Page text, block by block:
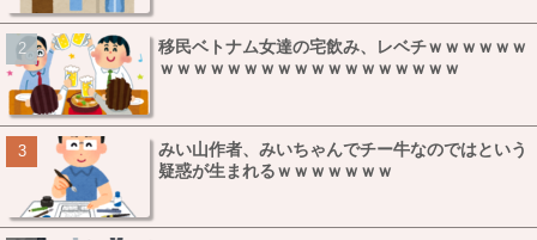
移民ベトナム女達の宅飲み、レベチｗｗｗｗｗｗ
ｗｗｗｗｗｗｗｗｗｗｗｗｗｗｗｗｗｗ
みい山作者、みいちゃんでチー牛なのではという
疑惑が生まれるｗｗｗｗｗｗｗ